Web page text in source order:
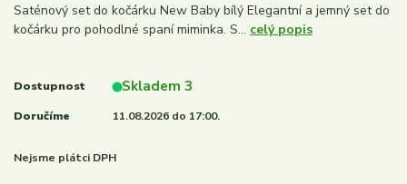
Saténový set do kočárku New Baby bílý Elegantní a jemný set do
kočárku pro pohodlné spaní miminka. S... celý popis
Dostupnost Skladem 3
Doručíme 11.08.2026 do 17:00.
Nejsme plátci DPH